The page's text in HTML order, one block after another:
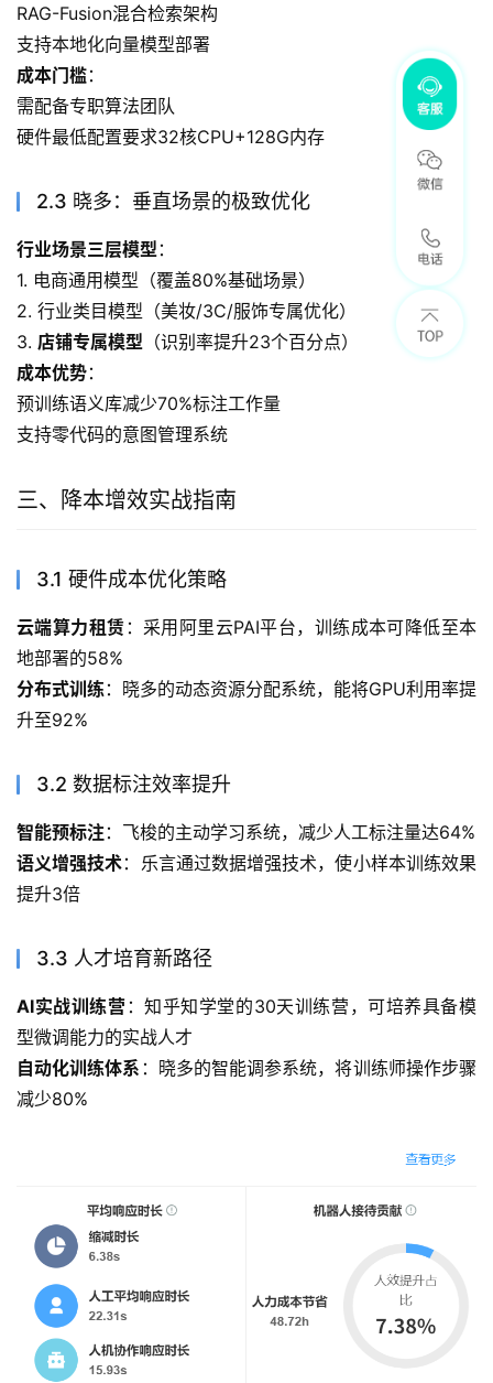
RAG-Fusion混合检索架构
支持本地化向量模型部署
成本门槛：
需配备专职算法团队
硬件最低配置要求32核CPU+128G内存
2.3 晓多：垂直场景的极致优化
行业场景三层模型 ：
1. 电商通用模型（覆盖80%基础场景）
2. 行业类目模型（美妆/3C/服饰专属优化）
3. 店铺专属模型 （识别率提升23个百分点）
成本优势：
预训练语义库减少70%标注工作量
支持零代码的意图管理系统
三、降本增效实战指南
3.1 硬件成本优化策略
云端算力租赁 ：采用阿里云PAI平台，训练成本可降低至本
地部署的58%
分布式训练 ：晓多的动态资源分配系统，能将GPU利用率提
升至92%
3.2 数据标注效率提升
智能预标注：飞梭的主动学习系统，减少人工标注量达64%
语义增强技术：乐言通过数据增强技术，使小样本训练效果
提升3倍
3.3 人才培育新路径
AI实战训练营 ：知乎知学堂的30天训练营，可培养具备模
型微调能力的实战人才
自动化训练体系 ：晓多的智能调参系统，将训练师操作步骤
减少80%